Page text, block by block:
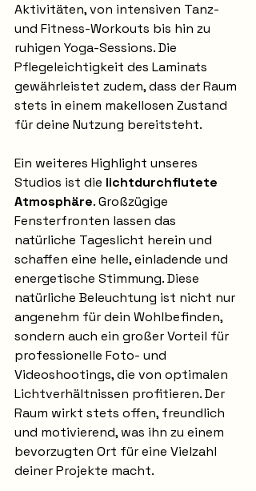
Aktivitäten, von intensiven Tanz-
und Fitness-Workouts bis hin zu
ruhigen Yoga-Sessions. Die
Pflegeleichtigkeit des Laminats
gewährleistet zudem, dass der Raum
stets in einem makellosen Zustand
für deine Nutzung bereitsteht.
Ein weiteres Highlight unseres
Studios ist die lichtdurchflutete
Atmosphäre. Großzügige
Fensterfronten lassen das
natürliche Tageslicht herein und
schaffen eine helle, einladende und
energetische Stimmung. Diese
natürliche Beleuchtung ist nicht nur
angenehm für dein Wohlbefinden,
sondern auch ein großer Vorteil für
professionelle Foto- und
Videoshootings, die von optimalen
Lichtverhältnissen profitieren. Der
Raum wirkt stets offen, freundlich
und motivierend, was ihn zu einem
bevorzugten Ort für eine Vielzahl
deiner Projekte macht.